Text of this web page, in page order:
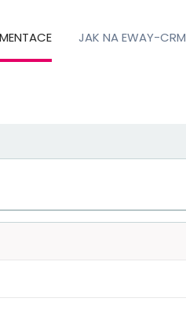
JAK NA EWAY-CRM